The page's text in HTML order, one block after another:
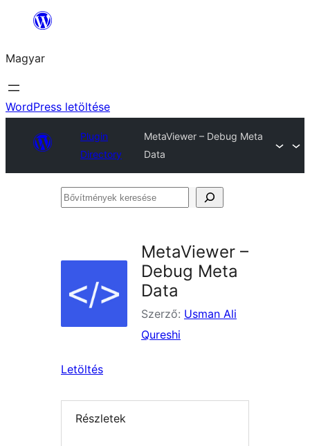
Ugrás
tartalomhoz
Magyar
WordPress letöltése
Plugin
Directory
MetaViewer – Debug Meta
Data
Bővítmények
MetaViewer –
Debug Meta
Data
Szerző: Usman Ali
Qureshi
Letöltés
Részletek